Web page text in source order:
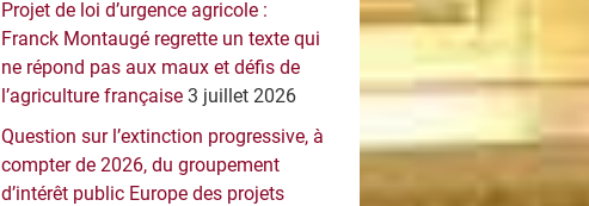
Projet de loi d’urgence agricole :
Franck Montaugé regrette un texte qui
ne répond pas aux maux et défis de
l’agriculture française 3 juillet 2026
Question sur l’extinction progressive, à
compter de 2026, du groupement
d’intérêt public Europe des projets